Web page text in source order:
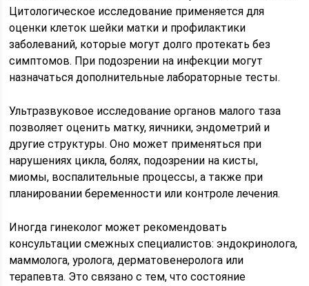
Цитологическое исследование применяется для
оценки клеток шейки матки и профилактики
заболеваний, которые могут долго протекать без
симптомов. При подозрении на инфекции могут
назначаться дополнительные лабораторные тесты.
Ультразвуковое исследование органов малого таза
позволяет оценить матку, яичники, эндометрий и
другие структуры. Оно может применяться при
нарушениях цикла, болях, подозрении на кисты,
миомы, воспалительные процессы, а также при
планировании беременности или контроле лечения.
Иногда гинеколог может рекомендовать
консультации смежных специалистов: эндокринолога,
маммолога, уролога, дерматовенеролога или
терапевта. Это связано с тем, что состояние